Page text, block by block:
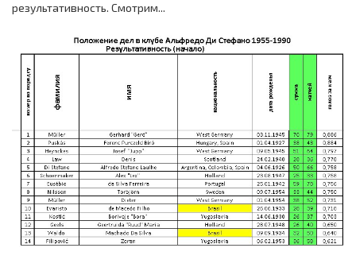
результативность. Смотрим...